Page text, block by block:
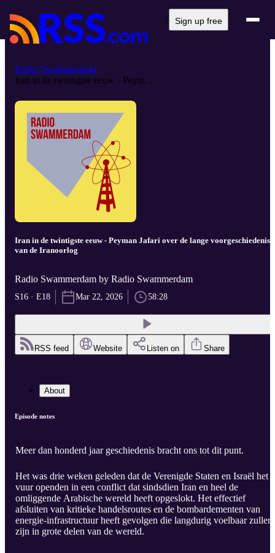
Sign up free
Radio Swammerdam
Iran in de twintigste eeuw - Peym...
Iran in de twintigste eeuw - Peyman Jafari over de lange voorgeschiedenis
van de Iranoorlog
Radio Swammerdam by Radio Swammerdam
S16 · E18 Mar 22, 2026 58:28
RSS feed Website Listen on Share
About
Episode notes
Meer dan honderd jaar geschiedenis bracht ons tot dit punt.
Het was drie weken geleden dat de Verenigde Staten en Israël het
vuur openden in een conflict dat sindsdien Iran en heel de
omliggende Arabische wereld heeft opgeslokt. Het effectief
afsluiten van kritieke handelsroutes en de bombardementen van
energie-infrastructuur heeft gevolgen die langdurig voelbaar zullen
zijn in grote delen van de wereld.